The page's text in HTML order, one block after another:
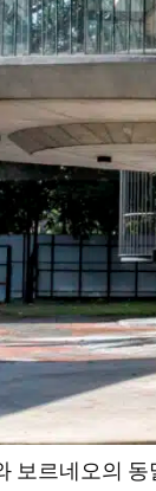
보르네오의